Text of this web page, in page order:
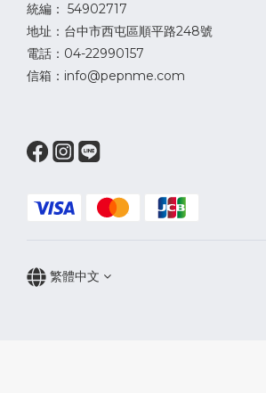
統編： 54902717
地址：台中市西屯區順平路248號
電話：04-22990157
信箱：info@pepnme.com
繁體中文